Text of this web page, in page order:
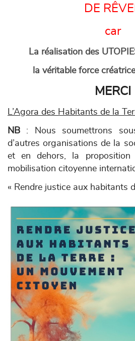
DE
car
La réalisation des
la véritable force
MERCI
L’Agora des Habitants de la
NB : Nous soumettrons
d’autres organisations de la
et en dehors, la proposition
mobilisation citoyenne
« Rendre justice aux habitants